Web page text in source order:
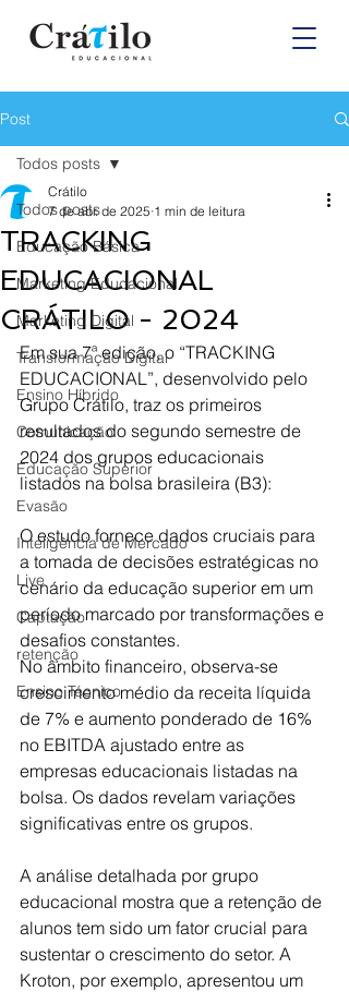
Post
Todos posts
Educação Básica
Marketing Educacional
Marketing Digital
Transformação Digital
Ensino Híbrido
Comunicação
Educação Superior
Evasão
Inteligência de Mercado
Live
Captação
retenção
Ensino Técnico
Todos posts
TRACKING
EDUCACIONAL
CRÁTILO - 2024
Crátilo
7 de abr. de 2025 1 min de leitura
Em sua 7ª edição, o “TRACKING
EDUCACIONAL”, desenvolvido pelo
Grupo Crátilo, traz os primeiros
resultados do segundo semestre de
2024 dos grupos educacionais
listados na bolsa brasileira (B3):
O estudo fornece dados cruciais para
a tomada de decisões estratégicas no
cenário da educação superior em um
período marcado por transformações e
desafios constantes.
No âmbito financeiro, observa-se
crescimento médio da receita líquida
de 7% e aumento ponderado de 16%
no EBITDA ajustado entre as
empresas educacionais listadas na
bolsa. Os dados revelam variações
significativas entre os grupos.
A análise detalhada por grupo
educacional mostra que a retenção de
alunos tem sido um fator crucial para
sustentar o crescimento do setor. A
Kroton, por exemplo, apresentou um